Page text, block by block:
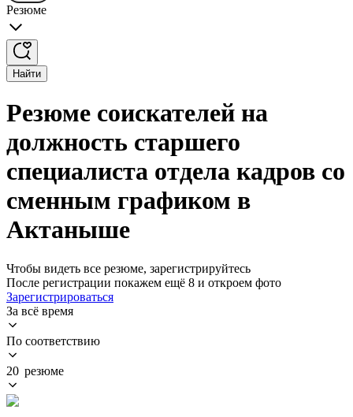
Резюме
Найти
Резюме соискателей на
должность старшего
специалиста отдела кадров со
сменным графиком в
Актаныше
Чтобы видеть все резюме, зарегистрируйтесь
После регистрации покажем ещё 8 и откроем фото
Зарегистрироваться
За всё время
По соответствию
20 резюме